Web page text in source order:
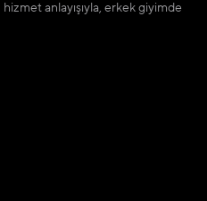
anlayışıyla, erkek giyimde